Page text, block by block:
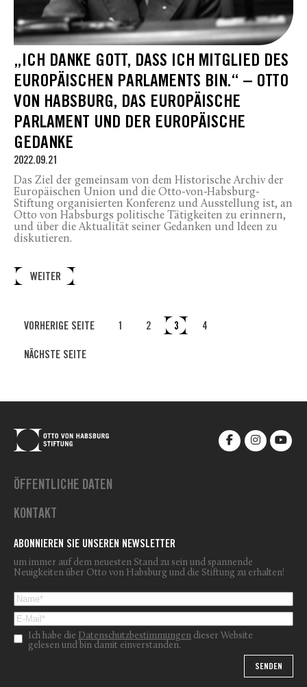
„ICH DANKE GOTT, DASS ICH MITGLIED DES
EUROPÄISCHEN PARLAMENTS BIN.“ – OTTO
VON HABSBURG, DAS EUROPÄISCHE
PARLAMENT UND DER EUROPÄISCHE
GEDANKE
2022.09.21
Das Ziel der gemeinsam von dem Historische Archiv der
Europäischen Union und die Otto-von-Habsburg-
Stiftung organisierten Konferenz und Ausstellung ist, an
Otto von Habsburgs politische Tätigkeiten zu erinnern,
und über die Aktualität seiner Gedanken und Ideen zu
diskutieren.
WEITER
VORHERIGE SEITE 1 2 3 4
NÄCHSTE SEITE
ÖFFENTLICHE DATEN
KONTAKT
ABONNIEREN SIE UNSEREN NEWSLETTER
um immer auf dem neuesten Stand zu sein und spannende
Neuigkeiten über Otto von Habsburg und die Stiftung zu erhalten!
Ich habe die Datenschutzbestimmungen dieser Website
gelesen und bin damit einverstanden.